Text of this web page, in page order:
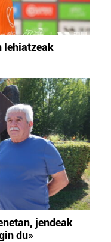
lehiatzeak
jendeak
du»